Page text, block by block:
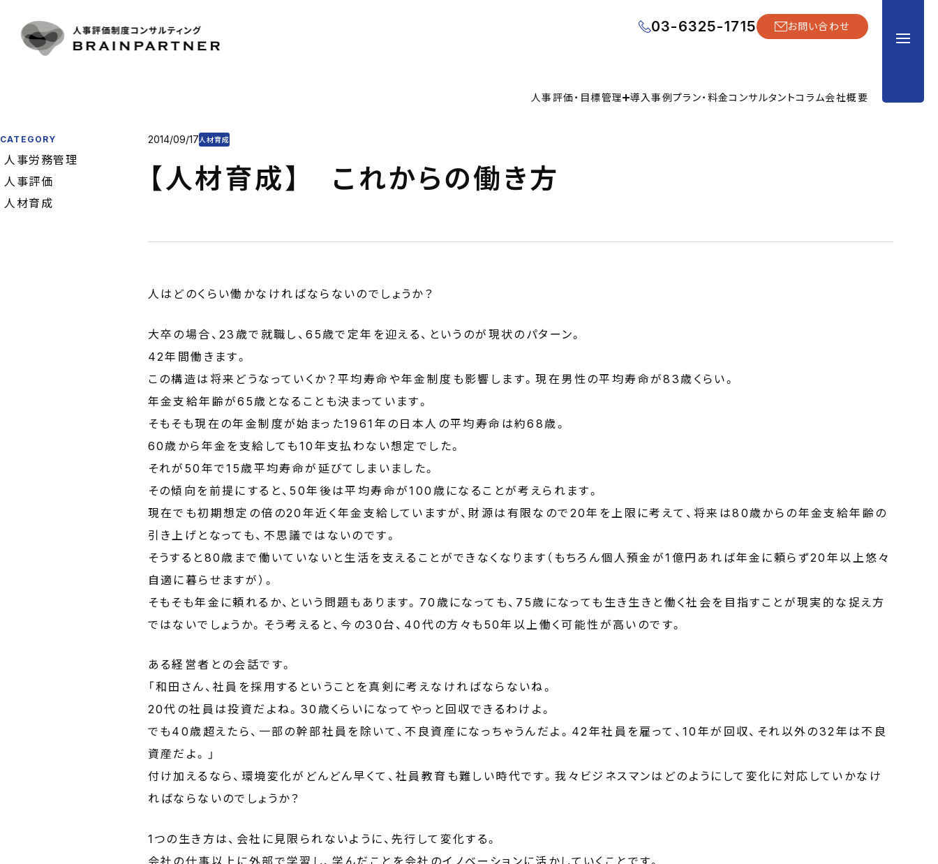
人事評価・目標管理 導入事例プラン・料金コンサルタントコラム会社概要
03-6325-1715 お問い合わせ
CONSULTANT
コラム
03-6325-1715
受付時間 10:00〜18:00（土日祝日定休）
お問い合わせフォーム
2014/09/17人材育成
【人材育成】 これからの働き方
人はどのくらい働かなければならないのでしょうか？
大卒の場合、23歳で就職し、65歳で定年を迎える、というのが現状のパターン。
42年間働きます。
この構造は将来どうなっていくか？平均寿命や年金制度も影響します。現在男性の平均寿命が83歳くらい。
年金支給年齢が65歳となることも決まっています。
そもそも現在の年金制度が始まった1961年の日本人の平均寿命は約68歳。
60歳から年金を支給しても10年支払わない想定でした。
それが50年で15歳平均寿命が延びてしまいました。
その傾向を前提にすると、50年後は平均寿命が100歳になることが考えられます。
現在でも初期想定の倍の20年近く年金支給していますが、財源は有限なので20年を上限に考えて、将来は80歳からの年金支給年齢の
引き上げとなっても、不思議ではないのです。
そうすると80歳まで働いていないと生活を支えることができなくなります（もちろん個人預金が1億円あれば年金に頼らず20年以上悠々
自適に暮らせますが）。
そもそも年金に頼れるか、という問題もあります。70歳になっても、75歳になっても生き生きと働く社会を目指すことが現実的な捉え方
ではないでしょうか。そう考えると、今の30台、40代の方々も50年以上働く可能性が高いのです。
ある経営者との会話です。
「和田さん、社員を採用するということを真剣に考えなければならないね。
20代の社員は投資だよね。30歳くらいになってやっと回収できるわけよ。
でも40歳超えたら、一部の幹部社員を除いて、不良資産になっちゃうんだよ。42年社員を雇って、10年が回収、それ以外の32年は不良
資産だよ。」
付け加えるなら、環境変化がどんどん早くて、社員教育も難しい時代です。我々ビジネスマンはどのようにして変化に対応していかなけ
ればならないのでしょうか？
1つの生き方は、会社に見限られないように、先行して変化する。
会社の仕事以上に外部で学習し、学んだことを会社のイノベーションに活かしていくことです。
CATEGORY
人事労務管理
人事評価
人材育成